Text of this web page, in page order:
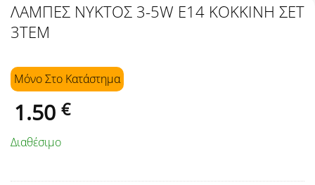
ΛΑΜΠΕΣ ΝΥΚΤΟΣ 3-5W E14 ΚΟΚΚΙΝΗ ΣΕΤ
3ΤΕΜ
Μόνο Στo Κατάστημα
1.50 €
Διαθέσιμο